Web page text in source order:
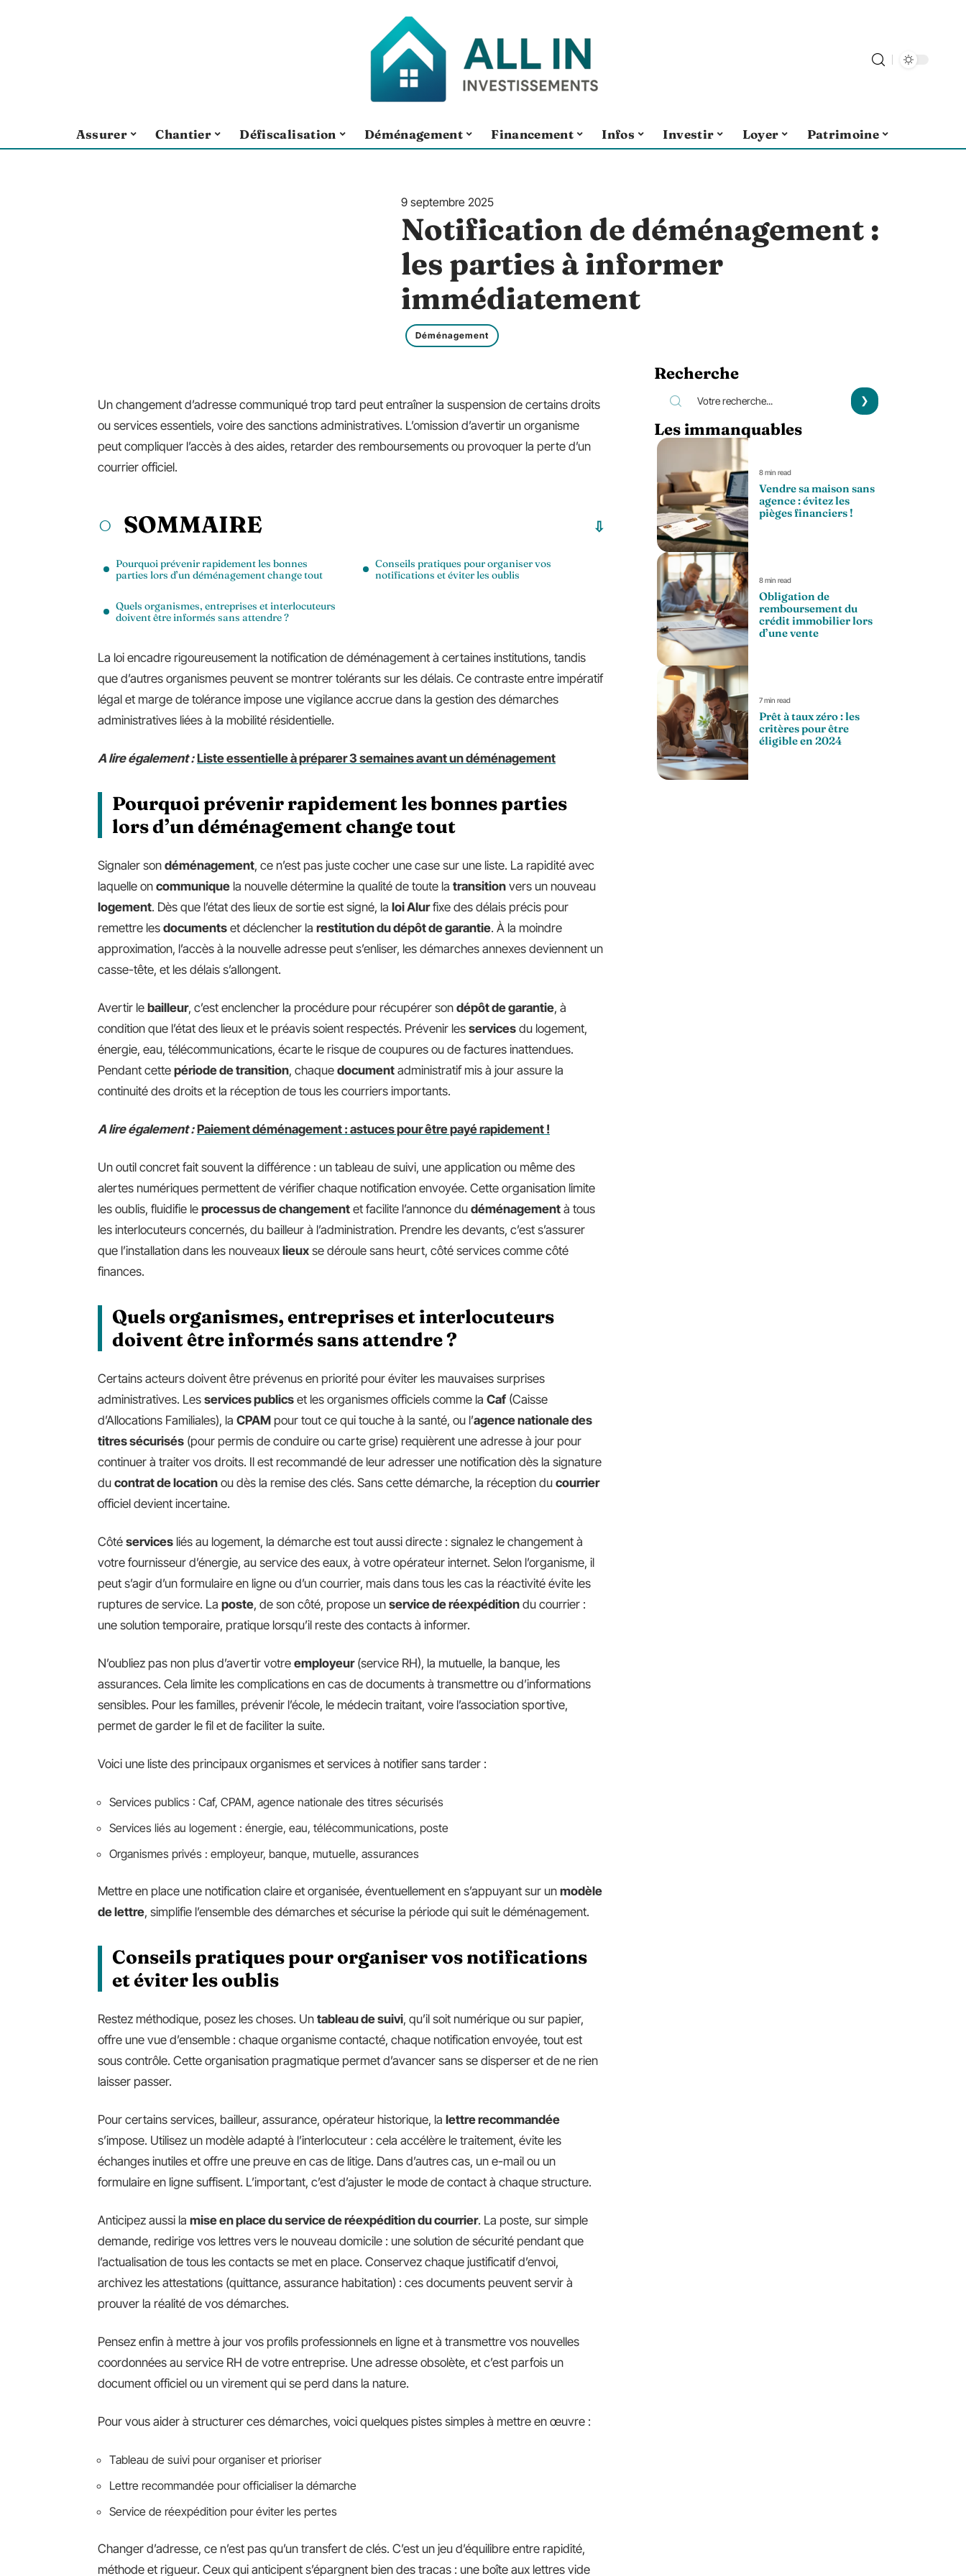
Assurer Chantier Défiscalisation Déménagement Financement Infos Investir Loyer Patrimoine
9 septembre 2025
Notification de déménagement :
les parties à informer
immédiatement
Déménagement
Un changement d’adresse communiqué trop tard peut entraîner la suspension de certains droits
ou services essentiels, voire des sanctions administratives. L’omission d’avertir un organisme
peut compliquer l’accès à des aides, retarder des remboursements ou provoquer la perte d’un
courrier officiel.
SOMMAIRE
Pourquoi prévenir rapidement les bonnes
parties lors d’un déménagement change tout
Quels organismes, entreprises et interlocuteurs
doivent être informés sans attendre ?
Conseils pratiques pour organiser vos
notifications et éviter les oublis
La loi encadre rigoureusement la notification de déménagement à certaines institutions, tandis
que d’autres organismes peuvent se montrer tolérants sur les délais. Ce contraste entre impératif
légal et marge de tolérance impose une vigilance accrue dans la gestion des démarches
administratives liées à la mobilité résidentielle.
A lire également : Liste essentielle à préparer 3 semaines avant un déménagement
Pourquoi prévenir rapidement les bonnes parties
lors d’un déménagement change tout
Signaler son déménagement, ce n’est pas juste cocher une case sur une liste. La rapidité avec
laquelle on communique la nouvelle détermine la qualité de toute la transition vers un nouveau
logement. Dès que l’état des lieux de sortie est signé, la loi Alurfixe des délais précis pour
remettre les documents et déclencher la restitution du dépôt de garantie. À la moindre
approximation, l’accès à la nouvelle adresse peut s’enliser, les démarches annexes deviennent un
casse-tête, et les délais s’allongent.
Avertir le bailleur, c’est enclencher la procédure pour récupérer son dépôt de garantie, à
condition que l’état des lieux et le préavis soient respectés. Prévenir les services du logement,
énergie, eau, télécommunications, écarte le risque de coupures ou de factures inattendues.
Pendant cette période de transition, chaque document administratif mis à jour assure la
continuité des droits et la réception de tous les courriers importants.
A lire également : Paiement déménagement : astuces pour être payé rapidement !
Un outil concret fait souvent la différence : un tableau de suivi, une application ou même des
alertes numériques permettent de vérifier chaque notification envoyée. Cette organisation limite
les oublis, fluidifie le processus de changement et facilite l’annonce du déménagement à tous
les interlocuteurs concernés, du bailleur à l’administration. Prendre les devants, c’est s’assurer
que l’installation dans les nouveaux lieux se déroule sans heurt, côté services comme côté
finances.
Quels organismes, entreprises et interlocuteurs
doivent être informés sans attendre ?
Certains acteurs doivent être prévenus en priorité pour éviter les mauvaises surprises
administratives. Les services publics et les organismes officiels comme la Caf (Caisse
d’Allocations Familiales), la CPAM pour tout ce qui touche à la santé, ou l’agence nationale des
titres sécurisés (pour permis de conduire ou carte grise) requièrent une adresse à jour pour
continuer à traiter vos droits. Il est recommandé de leur adresser une notification dès la signature
du contrat de location ou dès la remise des clés. Sans cette démarche, la réception du courrier
officiel devient incertaine.
Côté services liés au logement, la démarche est tout aussi directe : signalez le changement à
votre fournisseur d’énergie, au service des eaux, à votre opérateur internet. Selon l’organisme, il
peut s’agir d’un formulaire en ligne ou d’un courrier, mais dans tous les cas la réactivité évite les
ruptures de service. La poste, de son côté, propose un service de réexpédition du courrier :
une solution temporaire, pratique lorsqu’il reste des contacts à informer.
N’oubliez pas non plus d’avertir votre employeur(service RH), la mutuelle, la banque, les
assurances. Cela limite les complications en cas de documents à transmettre ou d’informations
sensibles. Pour les familles, prévenir l’école, le médecin traitant, voire l’association sportive,
permet de garder le fil et de faciliter la suite.
Voici une liste des principaux organismes et services à notifier sans tarder :
Services publics : Caf, CPAM, agence nationale des titres sécurisés
Services liés au logement : énergie, eau, télécommunications, poste
Organismes privés : employeur, banque, mutuelle, assurances
Mettre en place une notification claire et organisée, éventuellement en s’appuyant sur un modèle
de lettre, simplifie l’ensemble des démarches et sécurise la période qui suit le déménagement.
Conseils pratiques pour organiser vos notifications
et éviter les oublis
Restez méthodique, posez les choses. Un tableau de suivi, qu’il soit numérique ou sur papier,
offre une vue d’ensemble : chaque organisme contacté, chaque notification envoyée, tout est
sous contrôle. Cette organisation pragmatique permet d’avancer sans se disperser et de ne rien
laisser passer.
Pour certains services, bailleur, assurance, opérateur historique, la lettre recommandée
s’impose. Utilisez un modèle adapté à l’interlocuteur : cela accélère le traitement, évite les
échanges inutiles et offre une preuve en cas de litige. Dans d’autres cas, un e-mail ou un
formulaire en ligne suffisent. L’important, c’est d’ajuster le mode de contact à chaque structure.
Anticipez aussi la mise en place du service de réexpédition du courrier. La poste, sur simple
demande, redirige vos lettres vers le nouveau domicile : une solution de sécurité pendant que
l’actualisation de tous les contacts se met en place. Conservez chaque justificatif d’envoi,
archivez les attestations (quittance, assurance habitation) : ces documents peuvent servir à
prouver la réalité de vos démarches.
Pensez enfin à mettre à jour vos profils professionnels en ligne et à transmettre vos nouvelles
coordonnées au service RH de votre entreprise. Une adresse obsolète, et c’est parfois un
document officiel ou un virement qui se perd dans la nature.
Pour vous aider à structurer ces démarches, voici quelques pistes simples à mettre en œuvre :
Tableau de suivi pour organiser et prioriser
Lettre recommandée pour officialiser la démarche
Service de réexpédition pour éviter les pertes
Changer d’adresse, ce n’est pas qu’un transfert de clés. C’est un jeu d’équilibre entre rapidité,
méthode et rigueur. Ceux qui anticipent s’épargnent bien des tracas : une boîte aux lettres vide
Recherche
Les immanquables
8 min read
Vendre sa maison sans
agence : évitez les
pièges financiers !
8 min read
Obligation de
remboursement du
crédit immobilier lors
d’une vente
7 min read
Prêt à taux zéro : les
critères pour être
éligible en 2024